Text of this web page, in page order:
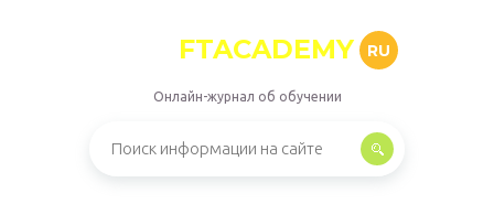
FTACADEMY RU
Онлайн-журнал об обучении